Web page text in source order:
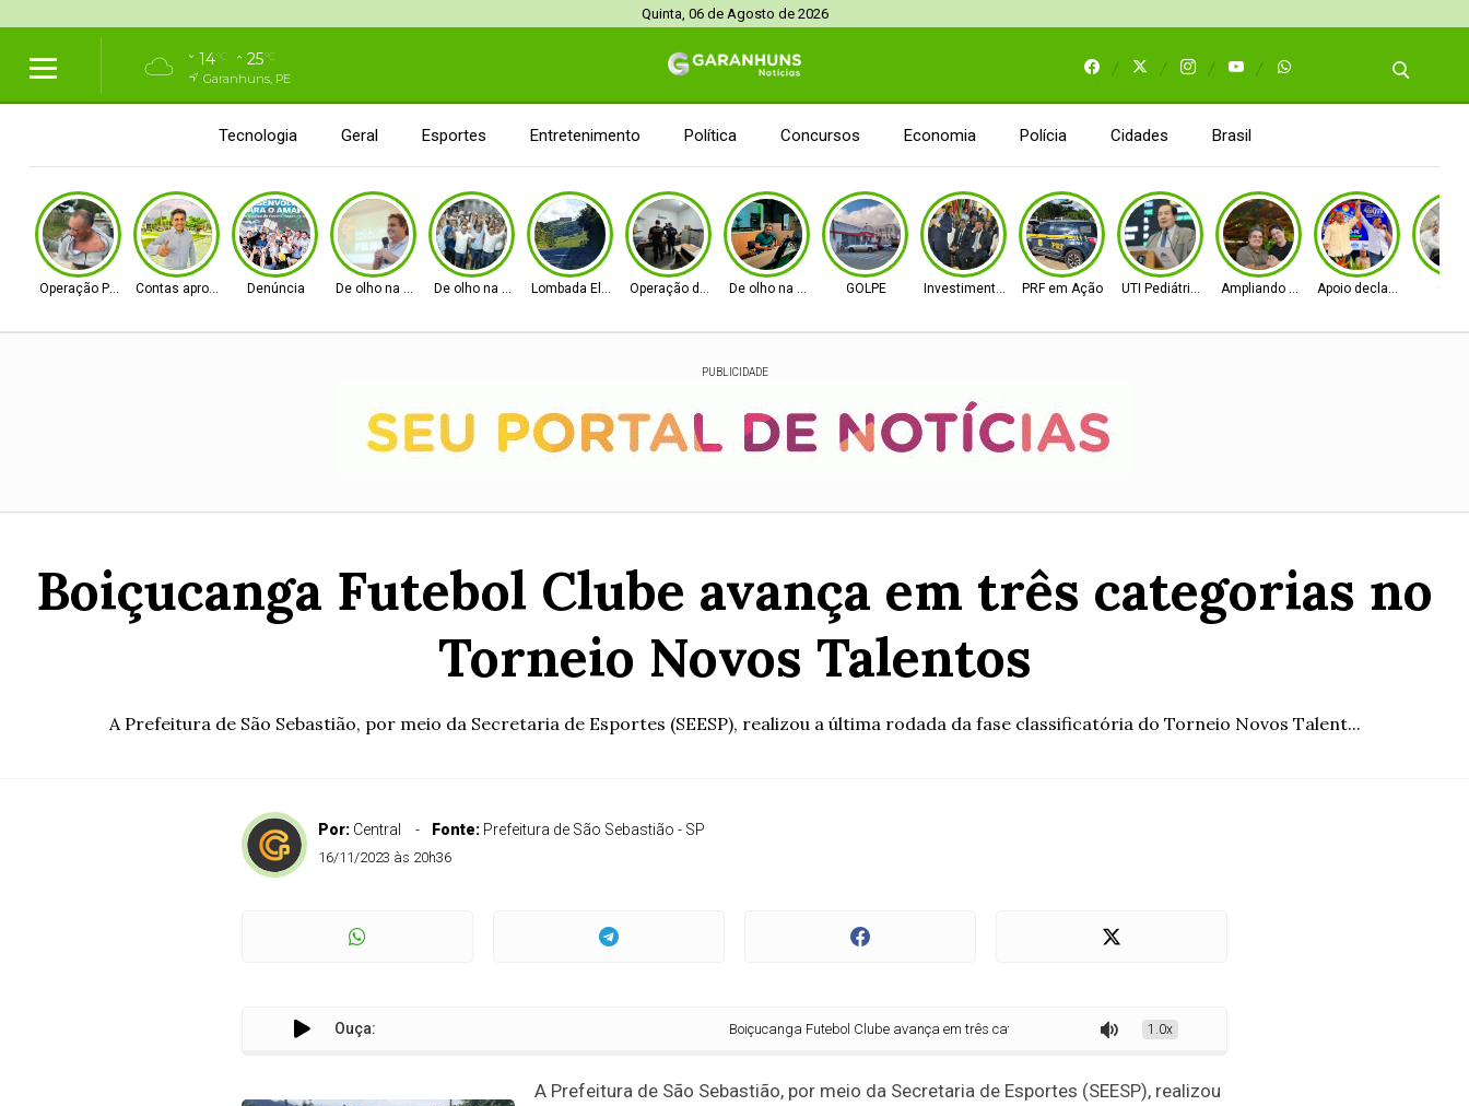
Quinta, 06 de Agosto de 2026
14°C 25°C
Garanhuns, PE
Tecnologia Geral Esportes Entretenimento Política Concursos Economia Polícia Cidades Brasil
Operação PolicialContas aprovadas Denúncia De olho na AlepeDe olho na SenadoLombada EletrônicaOperação da PF e CGUDe olho na Alepe GOLPE Investimentos PRF em Ação UTI Pediátrica Ampliando as basesApoio declarado
PUBLICIDADE
Boiçucanga Futebol Clube avança em três categorias no
Torneio Novos Talentos
A Prefeitura de São Sebastião, por meio da Secretaria de Esportes (SEESP), realizou a última rodada da fase classificatória do Torneio Novos Talent...
Por: Central Fonte: Prefeitura de São Sebastião - SP
16/11/2023 às 20h36
Ouça: Boiçucanga Futebol Clube avança em três categorias no Torneio Novos Talentos
1.0x
A Prefeitura de São Sebastião, por meio da Secretaria de Esportes (SEESP), realizou